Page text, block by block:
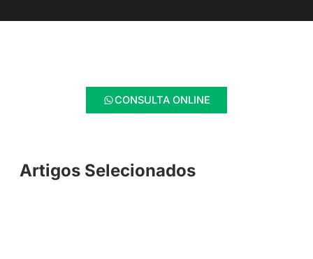
CONSULTA ONLINE
Artigos Selecionados